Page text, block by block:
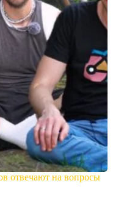
отвечают на вопросы